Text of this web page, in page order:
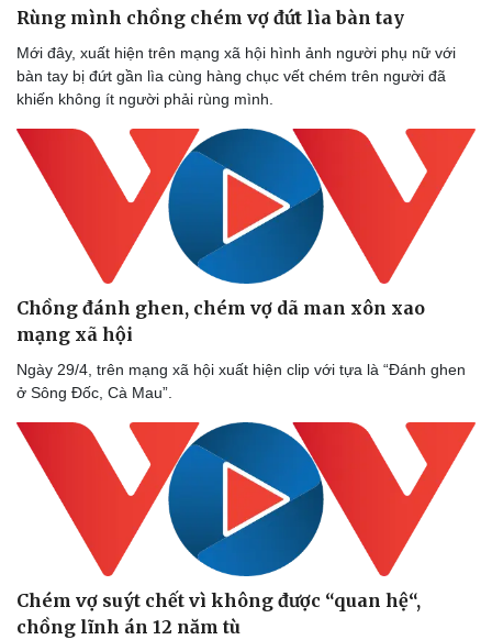
Doanh nghiệp
Thông tin doanh nghiệp
Doanh nghiệp 24h
Vì cộng đồng
Công nghệ
Sành điệu
Chuyển đổi số
Rùng mình chồng chém vợ đứt lìa bàn tay
Mới đây, xuất hiện trên mạng xã hội hình ảnh người phụ nữ với
bàn tay bị đứt gần lìa cùng hàng chục vết chém trên người đã
khiến không ít người phải rùng mình.
Chồng đánh ghen, chém vợ dã man xôn xao
mạng xã hội
Ngày 29/4, trên mạng xã hội xuất hiện clip với tựa là “Đánh ghen
ở Sông Đốc, Cà Mau”.
Chém vợ suýt chết vì không được “quan hệ“,
chồng lĩnh án 12 năm tù